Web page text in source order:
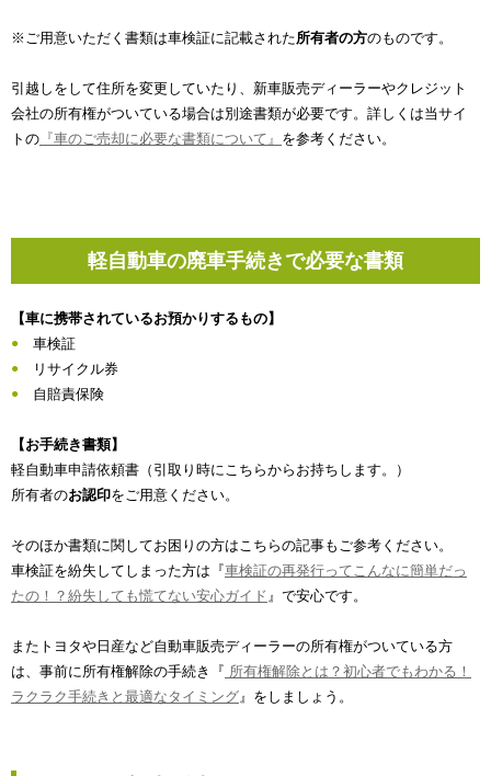
※ご用意いただく書類は車検証に記載された所有者の方のものです。
引越しをして住所を変更していたり、新車販売ディーラーやクレジット
会社の所有権がついている場合は別途書類が必要です。詳しくは当サイ
トの 『車のご売却に必要な書類について』 を参考ください。
軽自動車の廃車手続きで必要な書類
【車に携帯されているお預かりするもの】
車検証
リサイクル券
自賠責保険
【お手続き書類】
軽自動車申請依頼書（引取り時にこちらからお持ちします。）
所有者のお認印をご用意ください。
そのほか書類に関してお困りの方はこちらの記事もご参考ください。
車検証を紛失してしまった方は『車検証の再発行ってこんなに簡単だっ
たの！？紛失しても慌てない安心ガイド 』で安心です。
またトヨタや日産など自動車販売ディーラーの所有権がついている方
は、事前に所有権解除の手続き『 所有権解除とは？初心者でもわかる！
ラクラク手続きと最適なタイミング 』をしましょう。